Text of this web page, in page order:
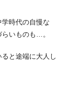
時代の自慢な
いものも…。
と途端に大人し